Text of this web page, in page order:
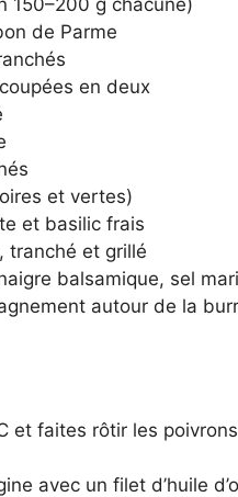
150–200 g chacune)
de Parme
en deux
et vertes)
et basilic frais
tranché et grillé
balsamique, sel
autour de la
et faites rôtir les
avec un filet d’huile